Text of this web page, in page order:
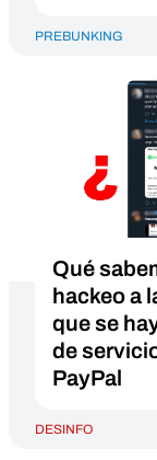
PREBUNKING
Qué
hackeo a
que se
de
PayPal
DESINFO